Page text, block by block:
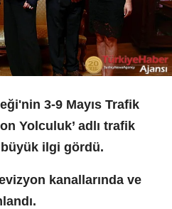
3-9 Mayıs Trafik
Yolculuk’ adlı trafik
ilgi gördü.
kanallarında ve